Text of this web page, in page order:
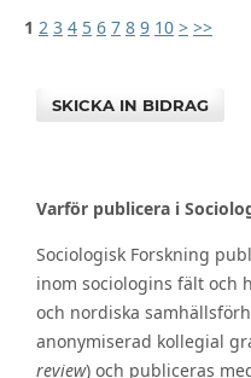
1 2 3 4 5 6 7 8 9 10 > >>
SKICKA IN BIDRAG
Varför publicera i
Sociologisk Forskning
inom sociologins fält och
och nordiska
anonymiserad kollegial
review) och publiceras